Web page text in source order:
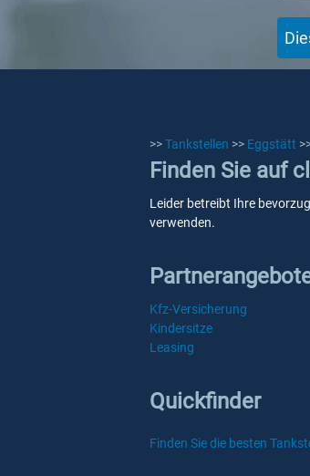
>>Tankstellen >> Eggstätt
Finden Sie auf
Leider betreibt Ihre
verwenden.
Kfz-Versicherung
Kindersitze
Leasing
Quickfinder
Finden Sie die besten